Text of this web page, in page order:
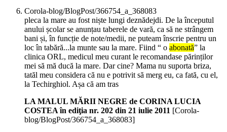
Corola-blog/BlogPost/366754_a_368083
pleca la mare au fost niște lungi deznădejdi. De la începutul
anului școlar se anunțau taberele de vară, ca să ne strângem
bani și, în funcție de note/medii, ne puteam înscrie pentru un
loc în tabără...la munte sau la mare. Fiind “ o abonată” la
clinica ORL, medicul meu curant le recomandase părinților
mei să mă ducă la mare. Dar cine? Mama nu suporta briza,
tatăl meu considera că nu e potrivit să merg eu, ca fată, cu el,
la Techirghiol. Așa că am tras
LA MALUL MĂRII NEGRE de CORINA LUCIA
COSTEA în ediţia nr. 202 din 21 iulie 2011 [Corola-
blog/BlogPost/366754_a_368083]